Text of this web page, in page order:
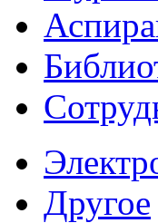
Другое